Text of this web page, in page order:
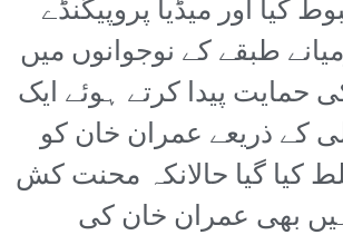
کیا اور میڈیا پروپیگنڈے
طبقے کے نوجوانوں میں
حمایت پیدا کرتے ہوئے ایک
کے ذریعے عمران خان کو
کیا گیا حالانکہ محنت کش
بھی عمران خان کی